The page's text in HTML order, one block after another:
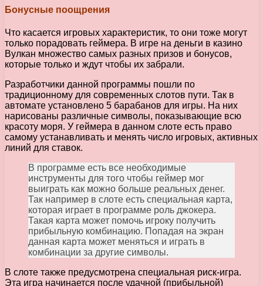
Бонусные поощрения
Что касается игровых характеристик, то они тоже могут
только порадовать геймера. В игре на деньги в казино
Вулкан множество самых разных призов и бонусов,
которые только и ждут чтобы их забрали.
Разработчики данной программы пошли по
традиционному для современных слотов пути. Так в
автомате установлено 5 барабанов для игры. На них
нарисованы различные символы, показывающие всю
красоту моря. У геймера в данном слоте есть право
самому устанавливать и менять число игровых, активных
линий для ставок.
В программе есть все необходимые
инструменты для того чтобы геймер мог
выиграть как можно больше реальных денег.
Так например в слоте есть специальная карта,
которая играет в программе роль джокера.
Такая карта может помочь игроку получить
прибыльную комбинацию. Попадая на экран
данная карта может меняться и играть в
комбинации за другие символы.
В слоте также предусмотрена специальная риск-игра.
Эта игра начинается после удачной (прибыльной)